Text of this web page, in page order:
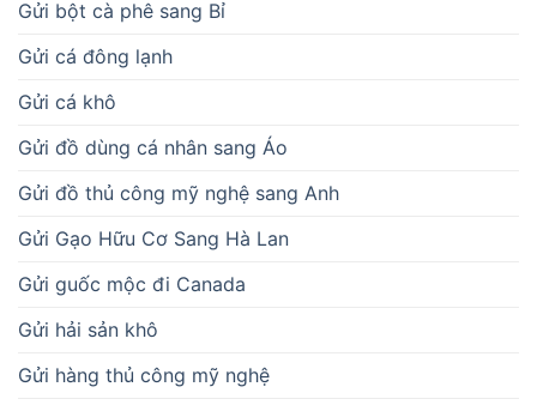
Gửi bột cà phê sang Bỉ
Gửi cá đông lạnh
Gửi cá khô
Gửi đồ dùng cá nhân sang Áo
Gửi đồ thủ công mỹ nghệ sang Anh
Gửi Gạo Hữu Cơ Sang Hà Lan
Gửi guốc mộc đi Canada
Gửi hải sản khô
Gửi hàng thủ công mỹ nghệ